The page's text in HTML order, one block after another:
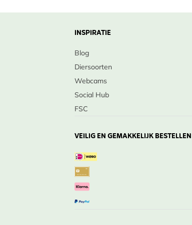
INSPIRATIE
Blog
Diersoorten
Webcams
Social Hub
FSC
VEILIG EN GEMAKKELIJK BESTELLEN